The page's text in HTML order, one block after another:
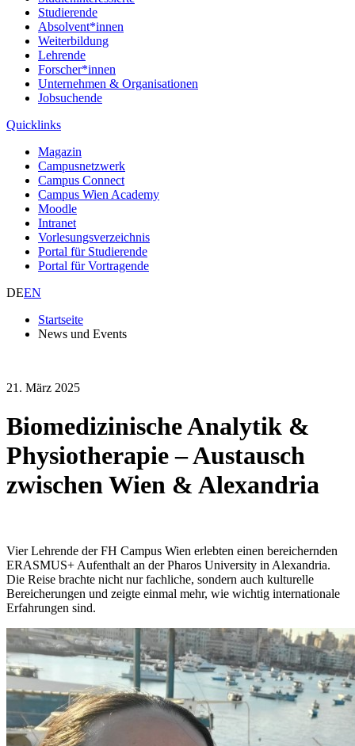
Studierende
Absolvent*innen
Weiterbildung
Lehrende
Forscher*innen
Unternehmen & Organisationen
Jobsuchende
Quicklinks
Magazin
Campusnetzwerk
Campus Connect
Campus Wien Academy
Moodle
Intranet
Vorlesungsverzeichnis
Portal für Studierende
Portal für Vortragende
DEEN
Startseite
News und Events
21. März 2025
Biomedizinische Analytik &
Physiotherapie – Austausch
zwischen Wien & Alexandria
Vier Lehrende der FH Campus Wien erlebten einen bereichernden
ERASMUS+ Aufenthalt an der Pharos University in Alexandria.
Die Reise brachte nicht nur fachliche, sondern auch kulturelle
Bereicherungen und zeigte einmal mehr, wie wichtig internationale
Erfahrungen sind.